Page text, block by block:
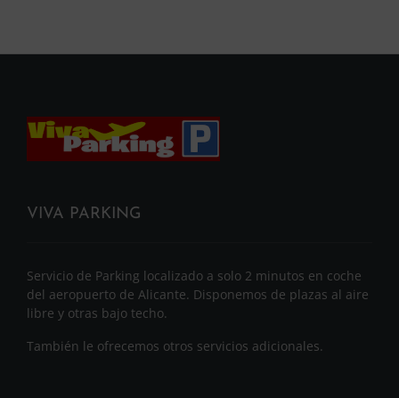
VIVA PARKING
Servicio de Parking localizado a solo 2 minutos en coche
del aeropuerto de Alicante. Disponemos de plazas al aire
libre y otras bajo techo.
También le ofrecemos otros servicios adicionales.